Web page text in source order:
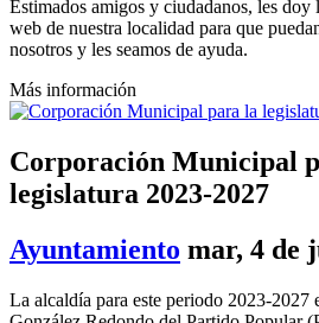
Estimados amigos y ciudadanos, les doy
web de nuestra localidad para que
nosotros y les seamos de ayuda.
Más información
Corporación Municipal
legislatura 2023-2027
Ayuntamiento mar, 4 de
La alcaldía para este periodo 2023-2027